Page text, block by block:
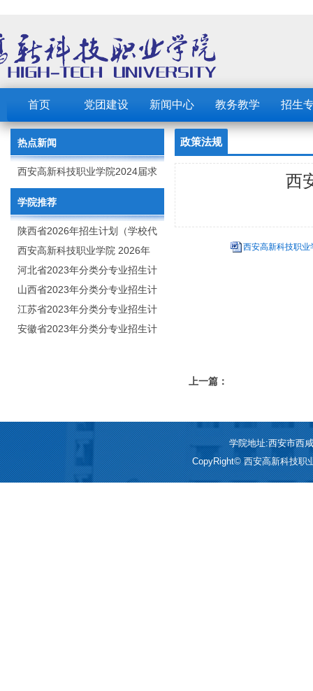
首页 党团建设 新闻中心 教务教学 招生
热点新闻
西安高新科技职业学院2024届求
职创业补贴的公示
学院推荐
陕西省2026年招生计划（学校代
码：8103）
西安高新科技职业学院 2026年
招生章程
河北省2023年分类分专业招生计
划（院校代号：1889）
山西省2023年分类分专业招生计
划（院校代号：5560）
江苏省2023年分类分专业招生计
划（院校代号：8931）
安徽省2023年分类分专业招生计
政策法规
西
西安高新科技职
上一篇：
学院地址:西安市西
CopyRight© 西安高新科技职